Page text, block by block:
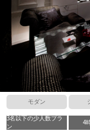
モダン
3名以下の少人数プラ
ン
4